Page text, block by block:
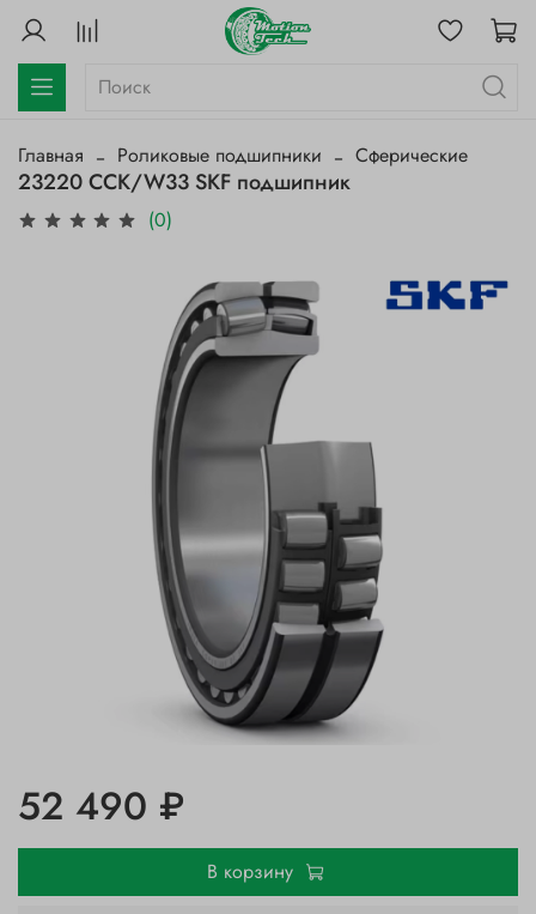
Главная Роликовые подшипники Сферические
23220 CCK/W33 SKF подшипник
(0)
52 490 ₽
В корзину